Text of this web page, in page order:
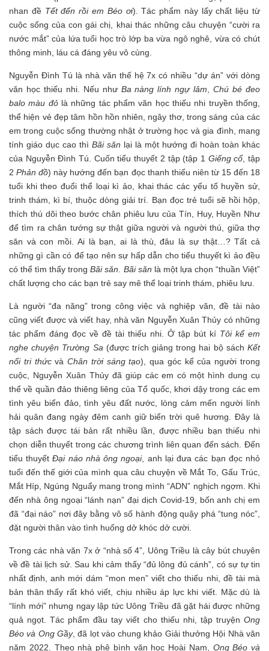
nhan đề Tết đến rồi em Béo ơi). Tác phẩm này lấy chất liệu từ
cuộc sống của con gái chị, khai thác những câu chuyện “cười ra
nước mắt” của lứa tuổi học trò lớp ba vừa ngô nghê, vừa có chút
thông minh, láu cá đáng yêu vô cùng.
Nguyễn Đình Tú là nhà văn thế hệ 7x có nhiều “dự án” với dòng
văn học thiếu nhi. Nếu như Ba nàng lính ngự lâm ,Chú bé đeo
balo màu đỏlà những tác phẩm văn học thiếu nhi truyền thống,
thể hiện vẻ đẹp tâm hồn hồn nhiên, ngây thơ, trong sáng của các
em trong cuộc sống thường nhật ở trường học và gia đình, mang
tính giáo dục cao thì Bãi săn lại là một hướng đi hoàn toàn khác
của Nguyễn Đình Tú. Cuốn tiểu thuyết 2 tập (tập 1 Giếng cổ, tập
2Phản đồ) này hướng đến bạn đọc thanh thiếu niên từ 15 đến 18
tuổi khi theo đuổi thể loại kì ảo, khai thác các yếu tố huyền sử,
trinh thám, kì bí, thuộc dòng giải trí. Bạn đọc trẻ tuổi sẽ hồi hộp,
thích thú dõi theo bước chân phiêu lưu của Tín, Huy, Huyền Như
để tìm ra chân tướng sự thật giữa người và người thú, giữa thợ
săn và con mồi. Ai là bạn, ai là thù, đâu là sự thật…? Tất cả
những gì cần có để tạo nên sự hấp dẫn cho tiểu thuyết kì ảo đều
có thể tìm thấy trongBãi săn Bãi săn là một lựa chọn “thuần Việt”
chất lượng cho các bạn trẻ say mê thể loại trinh thám, phiêu lưu.
Là người “đa năng” trong công việc và nghiệp văn, đề tài nào
cũng viết được và viết hay, nhà văn Nguyễn Xuân Thủy có những
tác phẩm đáng đọc về đề tài thiếu nhi. Ở tập bút kí Tôi kể em
nghe chuyện Trường Sa (được trích giảng trong hai bộ sáchKết
nối tri thứcvàChân trời sáng tạo), qua góc kể của người trong
cuộc, Nguyễn Xuân Thủy đã giúp các em có một hình dung cụ
thể về quần đảo thiêng liêng của Tổ quốc, khơi dậy trong các em
tình yêu biển đảo, tình yêu đất nước, lòng cảm mến người lính
hải quân đang ngày đêm canh giữ biển trời quê hương. Đây là
tập sách được tái bản rất nhiều lần, được nhiều bạn thiếu nhi
chọn diễn thuyết trong các chương trình liên quan đến sách. Đến
tiểu thuyếtĐại náo nhà ông ngoại, anh lại đưa các bạn đọc nhỏ
tuổi đến thế giới của mình qua câu chuyện về Mắt To, Gấu Trúc,
Mắt Híp, Ngúng Nguẩy mang trong mình “ADN” nghịch ngợm. Khi
đến nhà ông ngoại “lánh nạn” đại dịch Covid-19, bốn anh chị em
đã “đại náo” nơi đây bằng vô số hành động quậy phá “tung nóc”,
đặt người thân vào tình huống dở khóc dở cười.
Trong các nhà văn 7x ở “nhà số 4”, Uông Triều là cây bút chuyên
về đề tài lịch sử. Sau khi cảm thấy “đủ lông đủ cánh”, có sự tự tin
nhất định, anh mới dám “mon men” viết cho thiếu nhi, đề tài mà
bản thân thấy rất khó viết, chịu nhiều áp lực khi viết. Mặc dù là
“lính mới” nhưng ngay lập tức Uông Triều đã gặt hái được những
quả ngọt. Tác phẩm đầu tay viết cho thiếu nhi, tập truyện Ong
Béo và Ong Gầy, đã lọt vào chung khảo Giải thưởng Hội Nhà văn
năm 2022. Theo nhà phê bình văn học Hoài Nam, Ong Béo và